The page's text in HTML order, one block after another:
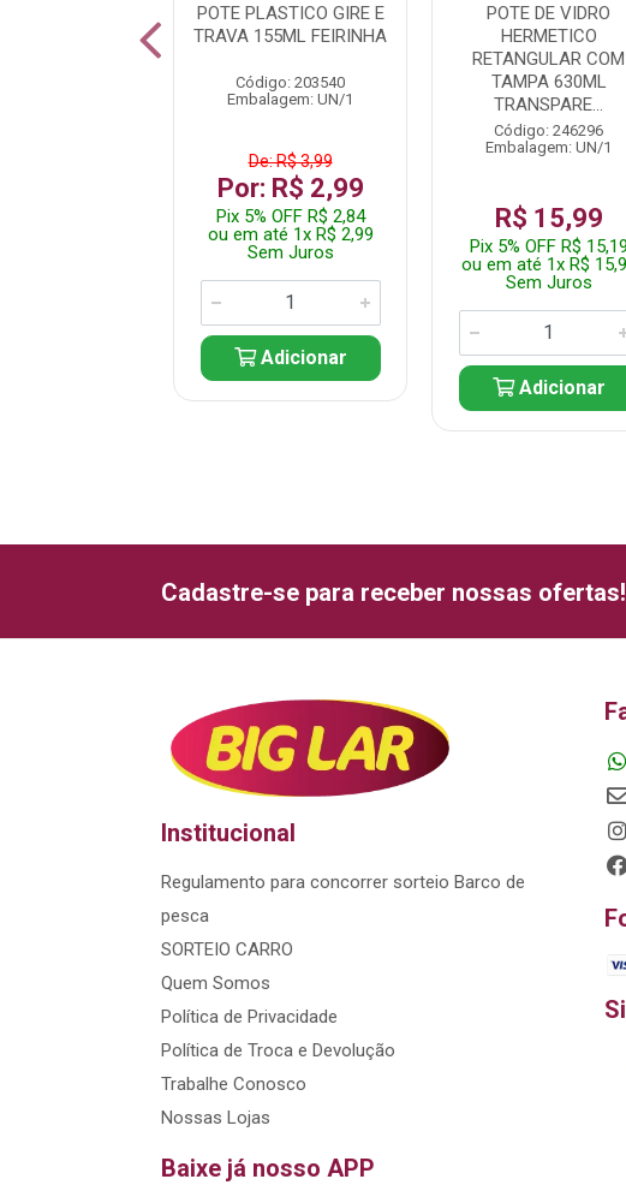
POTE PLASTICO GIRE E
TRAVA 155ML FEIRINHA
Código: 203540
Embalagem: UN/1
De: R$ 3,99
Por: R$ 2,99
Pix 5% OFF R$ 2,84
ou em até 1x R$ 2,99
Sem Juros
Adicionar
POTE DE VIDRO
HERMETICO
RETANGULAR COM
TAMPA 630ML
TRANSPARE...
Código: 246296
Embalagem: UN/1
R$ 15,99
Pix 5% OFF R$ 15,19
ou em até 1x R$
Sem Juros
Adicionar
Cadastre-se para receber nossas ofertas!
Institucional
Regulamento para concorrer sorteio Barco de
pesca
SORTEIO CARRO
Quem Somos
Política de Privacidade
Política de Troca e Devolução
Trabalhe Conosco
Nossas Lojas
Baixe já nosso APP